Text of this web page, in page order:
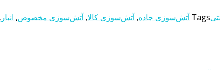
Tags آتش‌سوزی جاده,آتش‌سوزی کالا,آتش‌سوزی مخصوص, انبار ,